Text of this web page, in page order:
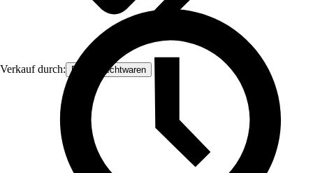
Verkauf durch: Frank Flechtwaren